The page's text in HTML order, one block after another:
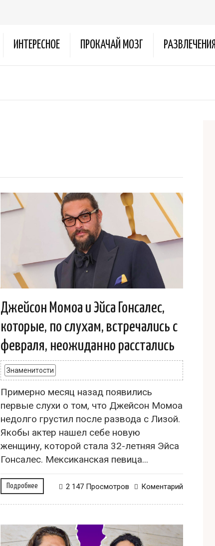
ИНТЕРЕСНОЕ ПРОКАЧАЙ МОЗГ РАЗВЛЕЧЕНИЯ
Джейсон Момоа и Эйса Гонсалес,
которые, по слухам, встречались с
февраля, неожиданно расстались
Знаменитости
Примерно месяц назад появились
первые слухи о том, что Джейсон Момоа
недолго грустил после развода с Лизой.
Якобы актер нашел себе новую
женщину, которой стала 32-летняя Эйса
Гонсалес. Мексиканская певица...
Подробнее Коментарий
2 147 Просмотров